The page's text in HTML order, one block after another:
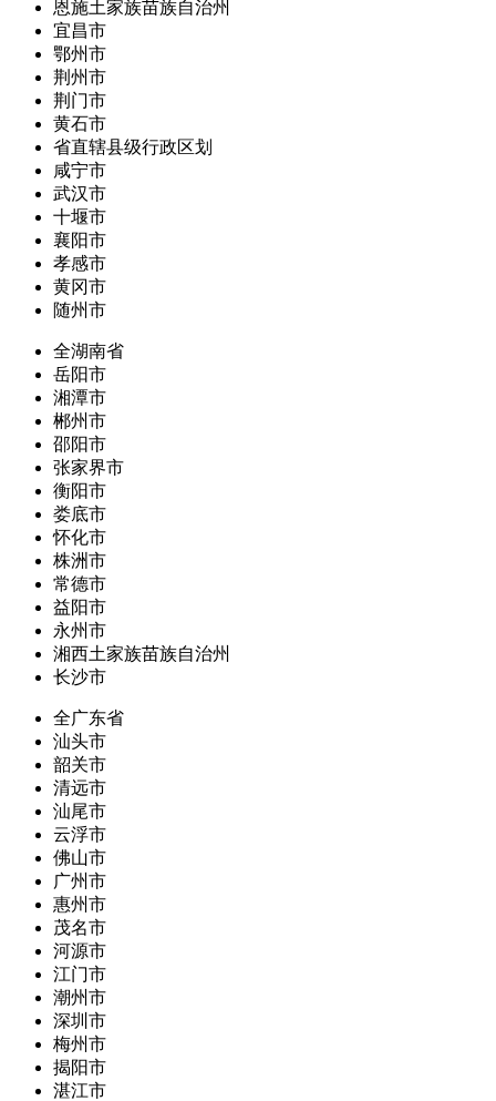
恩施土家族苗族自治州
宜昌市
鄂州市
荆州市
荆门市
黄石市
省直辖县级行政区划
咸宁市
武汉市
十堰市
襄阳市
孝感市
黄冈市
随州市
全湖南省
岳阳市
湘潭市
郴州市
邵阳市
张家界市
衡阳市
娄底市
怀化市
株洲市
常德市
益阳市
永州市
湘西土家族苗族自治州
长沙市
全广东省
汕头市
韶关市
清远市
汕尾市
云浮市
佛山市
广州市
惠州市
茂名市
河源市
江门市
潮州市
深圳市
梅州市
揭阳市
湛江市